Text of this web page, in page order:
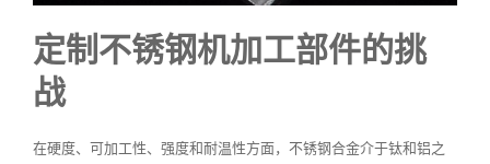
定制不锈钢机加工部件的挑
战
在硬度、可加工性、强度和耐温性方面，不锈钢合金介于钛和铝之